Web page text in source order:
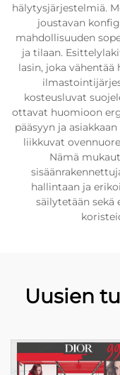
hälytysjärjestelmiä.
joustavan
mahdollisuuden
ja tilaan.
lasin, joka vähentää
kosteusluvat
ottavat huomioon
pääsyyn ja
liikkuvat
Nämä
hallintaan ja
säilytetään
Uusien